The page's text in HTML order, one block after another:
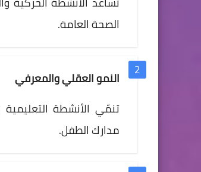
الصحة العامة.
النمو العقلي والمعرفي
تنمّي الأنشطة التعليمية
مدارك الطفل.